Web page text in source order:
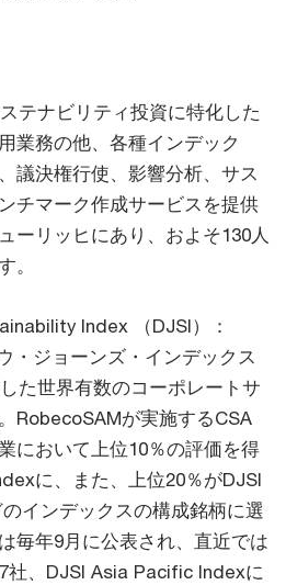
テナビリティ投資に特化した
業務の他、各種インデック
議決権行使、影響分析、サス
チマーク作成サービスを提供
ーリッヒにあり、およそ130人
。
Index （DJSI）：
・ジョーンズ・インデックス
た世界有数のコーポレートサ
RobecoSAMが実施するCSA
において上位10％の評価を得
に、また、上位20％がDJSI
インデックスの構成銘柄に選
毎年9月に公表され、直近では
社、DJSI Asia Pacific Indexに